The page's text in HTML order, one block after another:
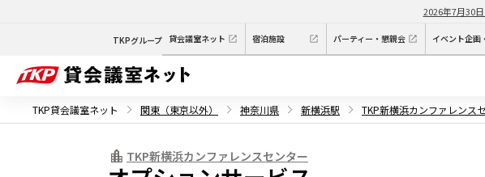
2026年7月30
TKPグループ 貸会議室ネット 宿泊施設 パーティー・懇親会 イベント企画
TKP貸会議室ネット 関東（東京以外） 神奈川県 新横浜駅 TKP新横浜カンファレンス
TKP新横浜カンファレンスセンター